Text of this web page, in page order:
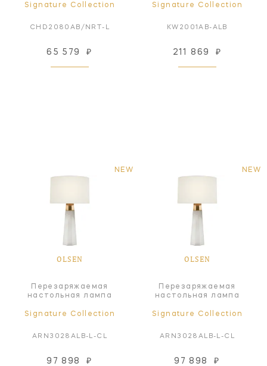
Signature Collection
CHD2080AB/NRT-L
65 579 ₽
Signature Collection
KW2001AB-ALB
211 869 ₽
NEW
OLSEN
Перезаряжаемая
настольная лампа
Signature Collection
ARN3028ALB-L-CL
97 898 ₽
NEW
OLSEN
Перезаряжаемая
настольная лампа
Signature Collection
ARN3028ALB-L-CL
97 898 ₽